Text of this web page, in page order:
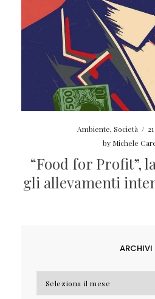
Ambiente, Società /
by Michele
“Food for Profit”,
gli allevamenti
ARCHIVI
Archivi